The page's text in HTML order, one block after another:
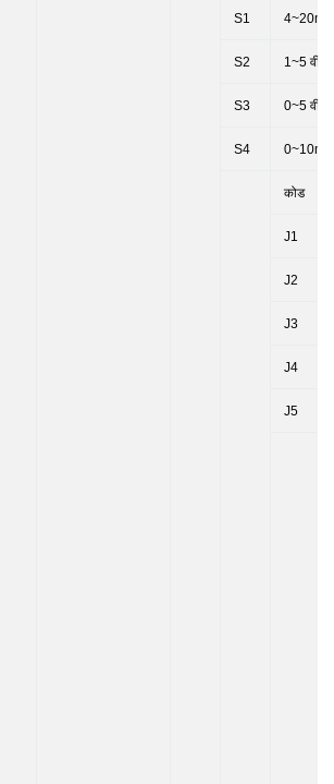
S1
S2 1~5
S3 0~5
S4
कोड
J1
J2
J3
J4
J5